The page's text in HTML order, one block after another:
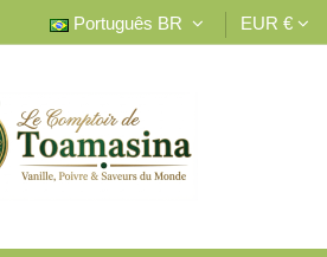
Português BR EUR €